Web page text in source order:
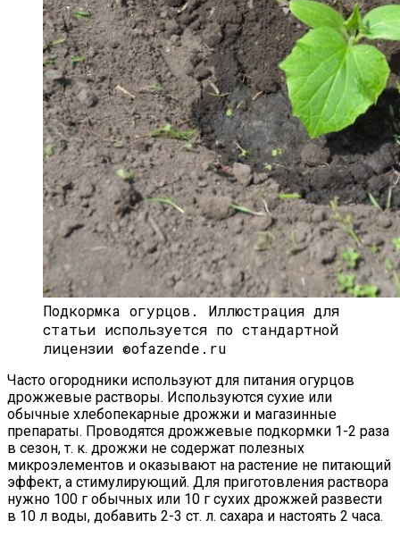
Подкормка огурцов. Иллюстрация для
статьи используется по стандартной
лицензии ©ofazende.ru
Часто огородники используют для питания огурцов
дрожжевые растворы. Используются сухие или
обычные хлебопекарные дрожжи и магазинные
препараты. Проводятся дрожжевые подкормки 1-2 раза
в сезон, т. к. дрожжи не содержат полезных
микроэлементов и оказывают на растение не питающий
эффект, а стимулирующий. Для приготовления раствора
нужно 100 г обычных или 10 г сухих дрожжей развести
в 10 л воды, добавить 2-3 ст. л. сахара и настоять 2 часа.